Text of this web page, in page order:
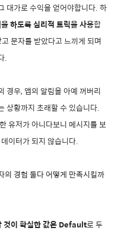
대가로 수익을 얻어야합니다. 하
하도록 심리적 트릭을 사용합
문자를 받았다고 느끼게 되며
.
경우, 앱의 알림을 아예 꺼버리
상황까지 초래할 수 있습니다.
유저가 아니다보니 메시지를 보
이터가 되지 않습니다.
의 경험 둘다 어떻게 만족시킬까
것이 확실한 값은 Default로 두